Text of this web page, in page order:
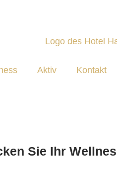
Aktiv Kontakt
Sie Ihr